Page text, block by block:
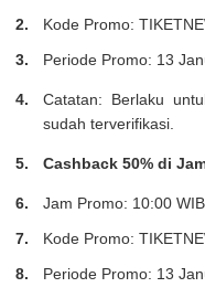
Kode Promo:
Periode Promo: 13
Catatan: Berlaku
sudah terverifikasi.
Cashback 50% di
Jam Promo: 10:00
Kode Promo:
Periode Promo: 13